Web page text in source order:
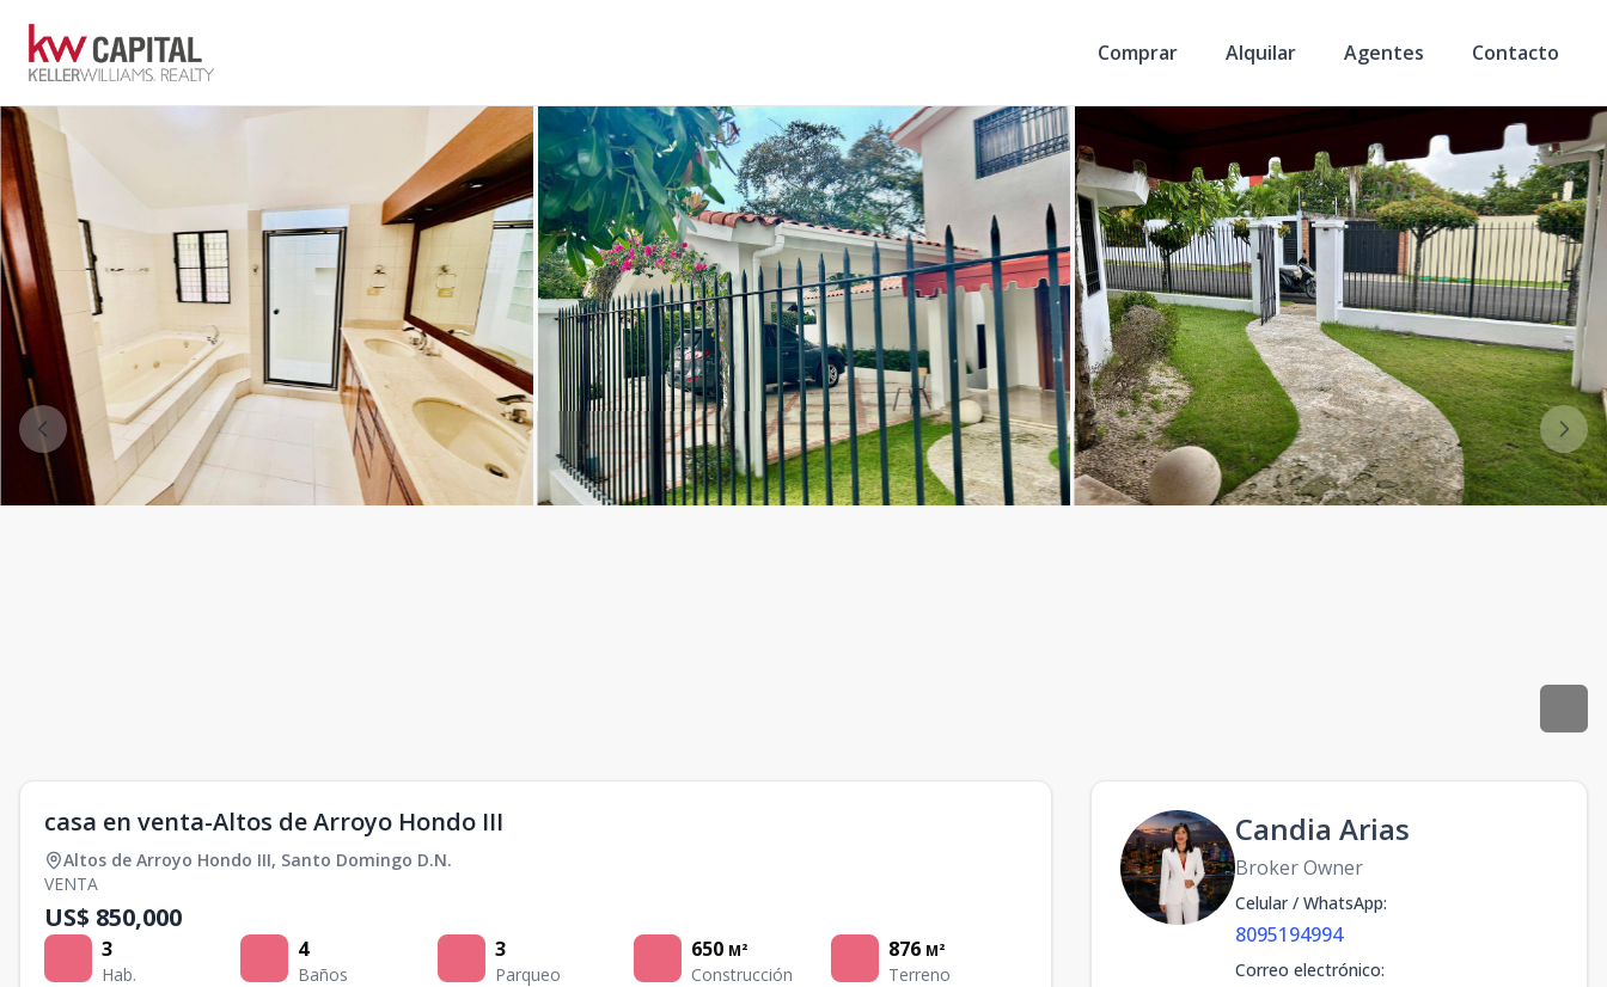
Comprar Alquilar Agentes Contacto
casa en venta-Altos de Arroyo Hondo III
Altos de Arroyo Hondo III, Santo Domingo D.N.
VENTA
US$ 850,000
3
Hab.
4
Baños
3
Parqueo
650 M²
Construcción
876 M²
Terreno
Candia Arias
Broker Owner
Celular / WhatsApp:
8095194994
Correo electrónico: